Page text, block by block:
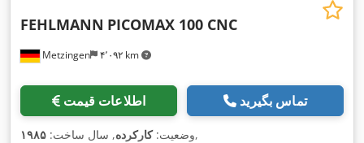
Metzingen ۴٬۰۹۲ km
FEHLMANN PICOMAX 100 CNC
اطلاعات قیمت تماس بگیرید
وضعیت:کارکرده, سال ساخت: ۱۹۸۵ ,